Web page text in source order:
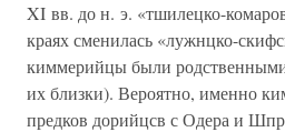
XI вв. до н. э. «тшилецко-
краях сменилась «лужнцко-
киммерийцы были
их близки). Вероятно, именно
предков дорийцсв с Одера и